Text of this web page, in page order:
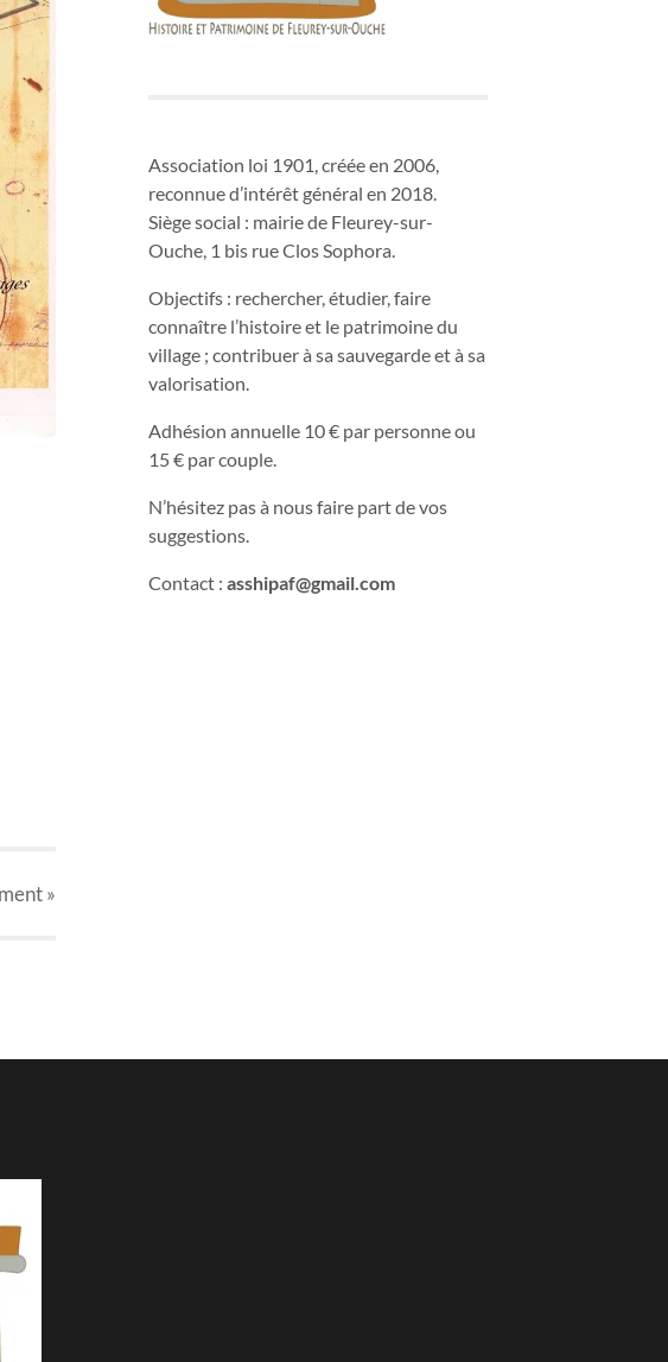
»
Association loi 1901, créée en 2006,
reconnue d’intérêt général en 2018.
Siège social : mairie de Fleurey-sur-
Ouche, 1 bis rue Clos Sophora.
Objectifs : rechercher, étudier, faire
connaître l’histoire et le patrimoine du
village ; contribuer à sa sauvegarde et à sa
valorisation.
Adhésion annuelle 10 € par personne ou
15 € par couple.
N’hésitez pas à nous faire part de vos
suggestions.
Contact : asshipaf@gmail.com